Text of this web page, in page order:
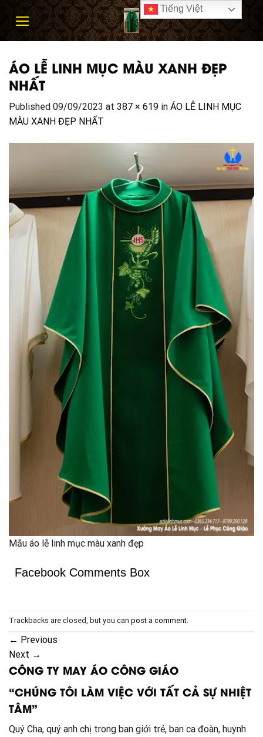
ÁO LỄ LINH MỤC MÀU XANH ĐẸP
NHẤT
Published 09/09/2023 at 387 × 619 in ÁO LỄ LINH MỤC
MÀU XANH ĐẸP NHẤT
Mẫu áo lễ linh mục màu xanh đẹp
Facebook Comments Box
Trackbacks are closed, but you can post a comment
← Previous
Next →
CÔNG TY MAY ÁO CÔNG GIÁO
“CHÚNG TÔI LÀM VIỆC VỚI TẤT CẢ SỰ NHIỆT
TÂM”
Quý Cha, quý anh chị trong ban giới trẻ, ban ca đoàn, huynh
Tiếng Việt